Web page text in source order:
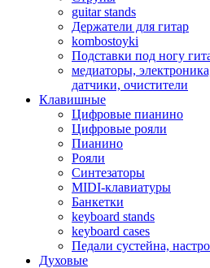
guitar stands
Держатели для гитар
kombostoyki
Подставки под ногу
медиаторы,
датчики, очистители
Клавишные
Цифровые пианино
Цифровые рояли
Пианино
Рояли
Синтезаторы
MIDI-клавиатуры
Банкетки
keyboard stands
keyboard cases
Педали сустейна,
Духовые